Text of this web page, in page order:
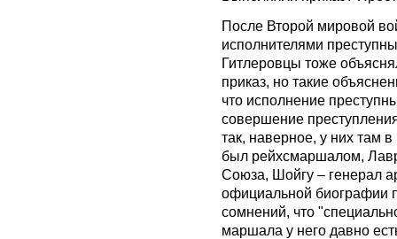
После Второй мировой
исполнителями
Гитлеровцы тоже
приказ, но такие
что исполнение
совершение
так, наверное, у них там
был рейхсмаршалом,
Союза, Шойгу – генерал
официальной биографии
сомнений, что
маршала у него давно